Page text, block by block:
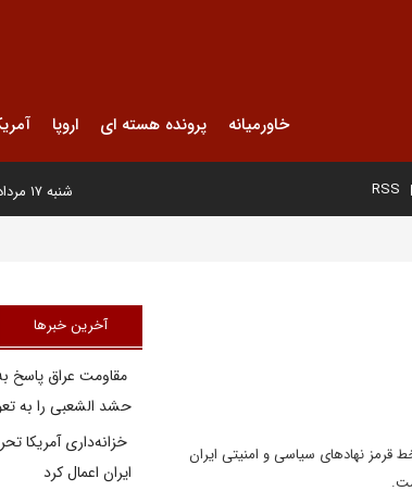
خاورمیانه پرونده هسته ای اروپا
RSS شنبه ۱۷ مرداد ۱۴۰۵
قرمز نهادهای سیاسی و امنیتی ایران
آخرین خبرها
مقاومت عراق پاسخ
حشد الشعبی را به
خزانه‌داری آمریکا
ایران اعمال کرد